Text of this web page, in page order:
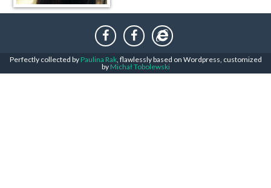
Perfectly collected by Paulina Rak, flawlessly based on Wordpress, customized
by Michał Tobolewski